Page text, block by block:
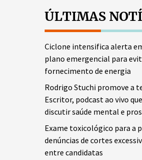
ÚLTIMAS
Ciclone intensifica alerta
plano emergencial para
fornecimento de energia
Rodrigo Stuchi promove a
Escritor, podcast ao vivo
discutir saúde mental e
Exame toxicológico para a
denúncias de cortes
entre candidatas